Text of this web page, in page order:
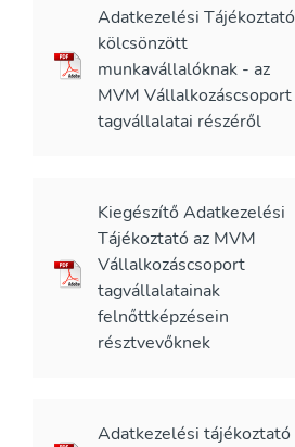
Adatkezelési Tájékoztató
kölcsönzött
munkavállalóknak - az
MVM Vállalkozáscsoport
tagvállalatai részéről
Kiegészítő Adatkezelési
Tájékoztató az MVM
Vállalkozáscsoport
tagvállalatainak
felnőttképzésein
résztvevőknek
Adatkezelési tájékoztató